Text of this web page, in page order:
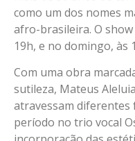
como um dos nomes
afro-brasileira. O
19h, e no domingo, às
Com uma obra
sutileza, Mateus
atravessam diferentes
período no trio vocal